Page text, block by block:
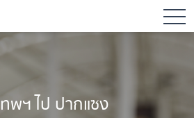
พฯ ไป ปากแซง